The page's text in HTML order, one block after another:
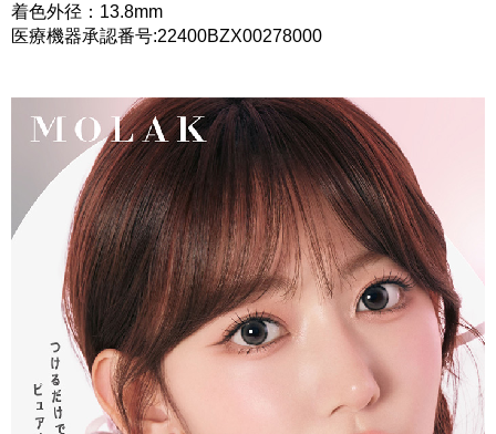
着色外径：13.8mm
医療機器承認番号:22400BZX00278000